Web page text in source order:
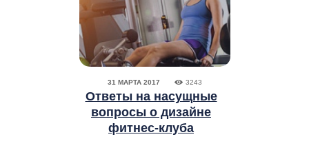
31 МАРТА 2017 3243
Ответы на насущные
вопросы о дизайне
фитнес-клуба